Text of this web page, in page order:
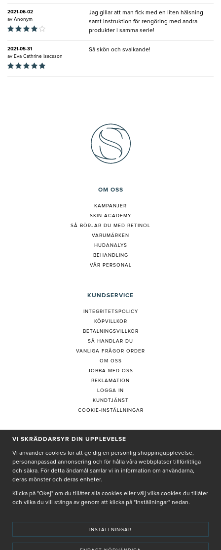
2021-06-02
av Anonym
Jag gillar att man fick med en liten hälsning
samt instruktion för rengöring med andra
produkter i samma serie!
2021-05-31
av Eva Cathrine Isacsson
Så skön och svalkande!
OM OSS
KAMPANJER
SKIN ACADEMY
SÅ BÖRJAR DU MED RETINOL
VARUMÄRKEN
HUDANALYS
BEHANDLING
VÅR PERSONAL
KUNDSERVICE
INTEGRITETSPOLICY
KÖPVILLKOR
BETALNINGSVILLKOR
SÅ HANDLAR DU
VANLIGA FRÅGOR ORDER
OM OSS
JOBBA MED OSS
REKLAMATION
LOGGA IN
KUNDTJÄNST
COOKIE-INSTÄLLNINGAR
PRENUMERERA PÅ NYHETSBREV
Genom att ge min e-post, accepterar jag Seth och Sallyintegritetspolicy
De uppgifter du matar in kommer endast användas till våra nyhetsbrev.
VI SKRÄDDARSYR DIN UPPLEVELSE
Vi använder cookies för att ge dig en personlig shoppingupplevelse,
personanpassad annonsering och för hålla våra webbplatser tillförlitliga
och säkra. För detta ändamål samlar vi in information om användarna,
deras mönster och deras enheter.
Klicka på "Okej" om du tillåter alla cookies eller välj vilka cookies du tillåter
och vilka du vill stänga av genom att klicka på "Inställningar" nedan.
INSTÄLLNINGAR